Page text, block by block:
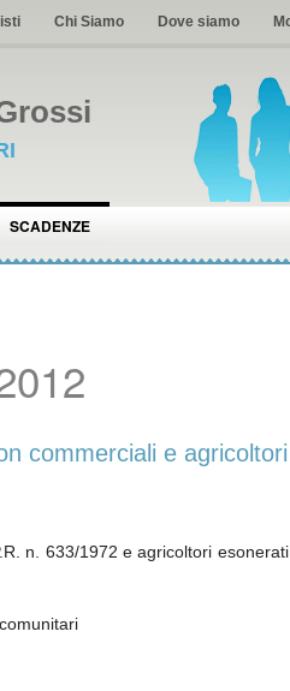
Chi Siamo Dove siamo
SCADENZE
commerciali e agricoltori
n. 633/1972 e agricoltori